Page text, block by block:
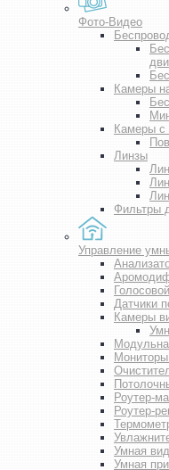
Фото-Видео
Камеры
Камеры с
Линзы
Фильтры
Управление
Датчики
Камеры
Роутер-
Роутер-
Умная
Умная